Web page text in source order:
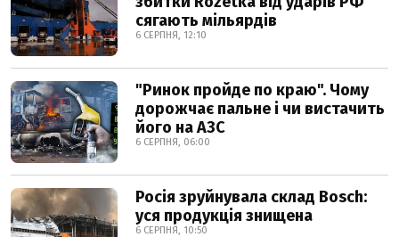
сягають мільярдів
6 СЕРПНЯ, 12:10
"Ринок пройде по краю". Чому
дорожчає пальне і чи вистачить
його на АЗС
6 СЕРПНЯ, 06:00
Росія зруйнувала склад Bosch:
уся продукція знищена
6 СЕРПНЯ, 10:50